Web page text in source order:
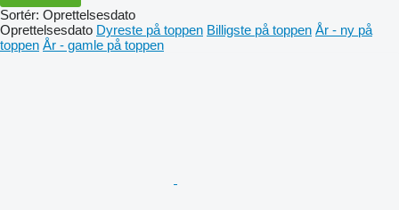
Sortér: Oprettelsesdato
Oprettelsesdato Dyreste på toppen Billigste på toppen År - ny på
toppen År - gamle på toppen